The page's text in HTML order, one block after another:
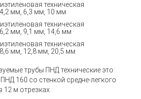
техническая
мм, 6,3 мм, 10 мм
техническая
мм, 9,1 мм, 14,6 мм
техническая
мм, 12,8 мм, 20,5 мм
трубы ПНД технические это:
160 со стенкой средне-легкого
м отрезках.